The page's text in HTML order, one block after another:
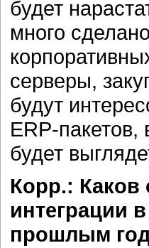
будет
много
серверы,
будут
ERP-пакетов,
будет
Корр.:
интеграции
прошлым